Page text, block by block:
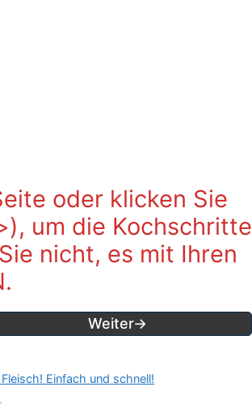
oder klicken Sie
um die Kochschritte
nicht, es mit Ihren
Weiter→
Einfach und schnell!